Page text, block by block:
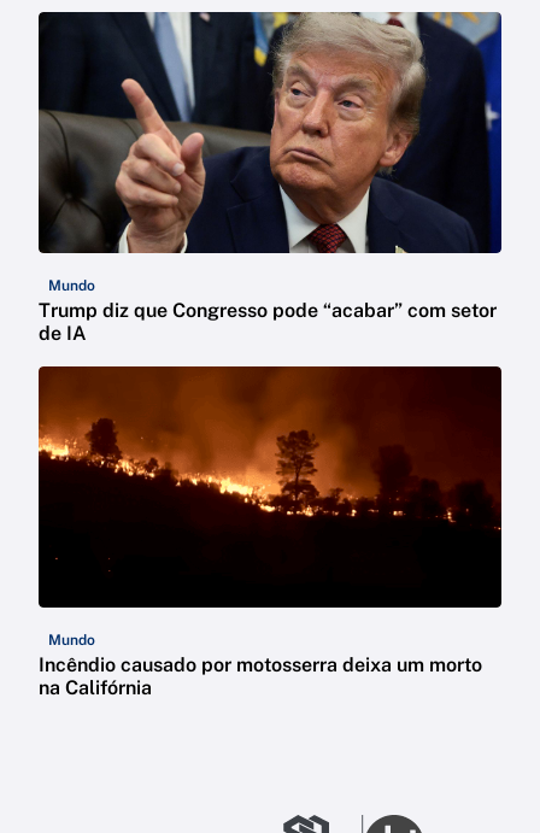
Mundo
Trump diz que Congresso pode “acabar” com setor
de IA
Mundo
Incêndio causado por motosserra deixa um morto
na Califórnia